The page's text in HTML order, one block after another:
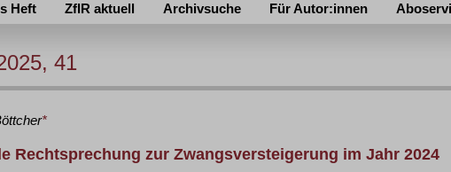
Heft ZfIR aktuell Archivsuche Für Autor:innen
41
*
Rechtsprechung zur Zwangsversteigerung im Jahr 2024